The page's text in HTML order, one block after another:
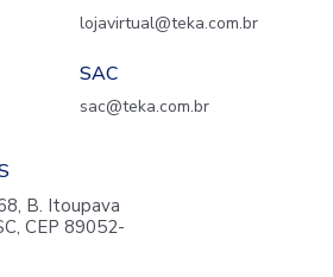
lojavirtual@teka.com.br
SAC
sac@teka.com.br
B. Itoupava
CEP 89052-